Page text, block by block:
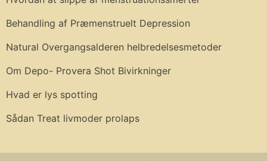
Behandling af Præmenstruelt Depression
Natural Overgangsalderen helbredelsesmetoder
Om Depo- Provera Shot Bivirkninger
Hvad er lys spotting
Sådan Treat livmoder prolaps